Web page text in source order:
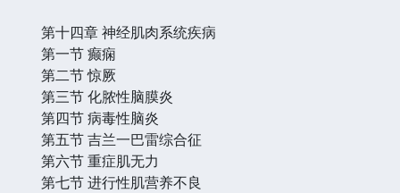
第十四章 神经肌肉系统疾病
第一节 癫痫
第二节 惊厥
第三节 化脓性脑膜炎
第四节 病毒性脑炎
第五节 吉兰一巴雷综合征
第六节 重症肌无力
第七节 进行性肌营养不良